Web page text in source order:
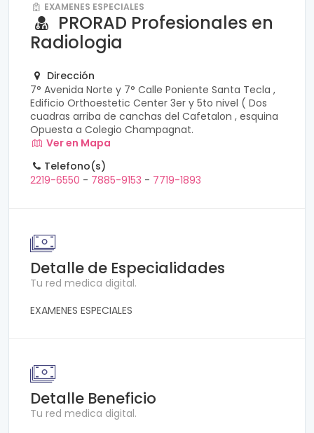
EXAMENES ESPECIALES
PRORAD Profesionales en
Radiologia
Dirección
7° Avenida Norte y 7° Calle Poniente Santa Tecla ,
Edificio Orthoestetic Center 3er y 5to nivel ( Dos
cuadras arriba de canchas del Cafetalon , esquina
Opuesta a Colegio Champagnat.
Ver en Mapa
Telefono(s)
2219-6550 - 7885-9153 - 7719-1893
Detalle de Especialidades
Tu red medica digital.
EXAMENES ESPECIALES
Detalle Beneficio
Tu red medica digital.